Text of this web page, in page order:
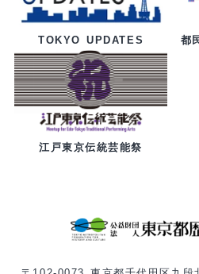
TOKYO UPDATES 都
江戸東京伝統芸能祭